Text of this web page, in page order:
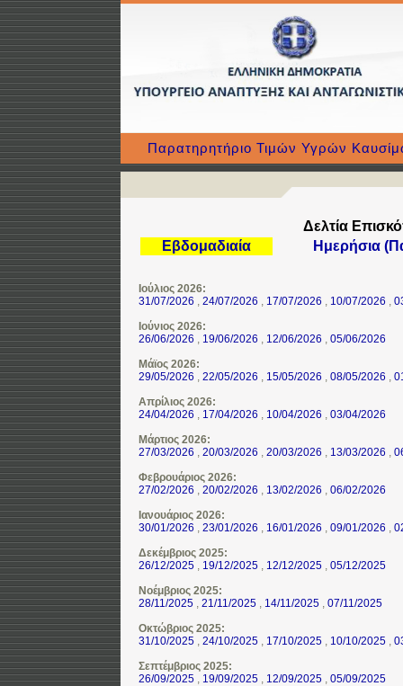
Παρατηρητήριο Τιμών Υγρών
Δελτία
Εβδομαδιαία
Ημερήσια
Ιούλιος 2026:
31/07/2026 , 24/07/2026 , 17/07/2026 , 10/07/2026 ,
Ιούνιος 2026:
26/06/2026 , 19/06/2026 , 12/06/2026 , 05/06/2026
Μάϊος 2026:
29/05/2026 , 22/05/2026 , 15/05/2026 , 08/05/2026 ,
Απρίλιος 2026:
24/04/2026 , 17/04/2026 , 10/04/2026 , 03/04/2026
Μάρτιος 2026:
27/03/2026 , 20/03/2026 , 20/03/2026 , 13/03/2026 ,
Φεβρουάριος 2026:
27/02/2026 , 20/02/2026 , 13/02/2026 , 06/02/2026
Ιανουάριος 2026:
30/01/2026 , 23/01/2026 , 16/01/2026 , 09/01/2026 ,
Δεκέμβριος 2025:
26/12/2025 , 19/12/2025 , 12/12/2025 , 05/12/2025
Νοέμβριος 2025:
28/11/2025 , 21/11/2025 , 14/11/2025 , 07/11/2025
Οκτώβριος 2025:
31/10/2025 , 24/10/2025 , 17/10/2025 , 10/10/2025 ,
Σεπτέμβριος 2025:
26/09/2025 , 19/09/2025 , 12/09/2025 , 05/09/2025